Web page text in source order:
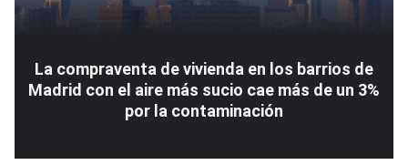
La compraventa de vivienda en los barrios de
Madrid con el aire más sucio cae más de un 3%
por la contaminación